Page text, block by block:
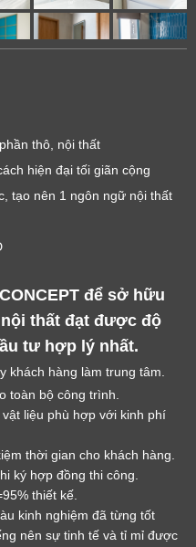
thô, nội thất
hiện đại tối giãn cộng
tạo nên 1 ngôn ngữ nội thất
để sở hữu
thất đạt được độ
tư hợp lý nhất.
khách hàng làm trung tâm.
toàn bộ công trình.
liệu phù hợp với kinh phí
thời gian cho khách hàng.
ký hợp đồng thi công.
thiết kế.
kinh nghiệm đã từng tốt
nên sự tinh tế và tỉ mỉ được
ƠN
để lại thông tin.
thời gian sớm nhất